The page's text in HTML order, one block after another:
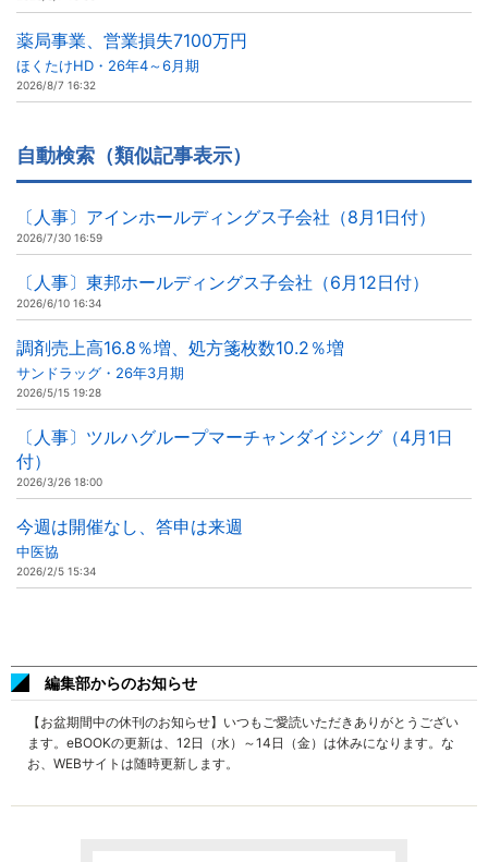
薬局事業、営業損失7100万円
ほくたけHD・26年4～6月期
2026/8/7 16:32
自動検索（類似記事表示）
〔人事〕アインホールディングス子会社（8月1日付）
2026/7/30 16:59
〔人事〕東邦ホールディングス子会社（6月12日付）
2026/6/10 16:34
調剤売上高16.8％増、処方箋枚数10.2％増
サンドラッグ・26年3月期
2026/5/15 19:28
〔人事〕ツルハグループマーチャンダイジング（4月1日
付）
2026/3/26 18:00
今週は開催なし、答申は来週
中医協
2026/2/5 15:34
編集部からのお知らせ
【お盆期間中の休刊のお知らせ】いつもご愛読いただきありがとうござい
ます。eBOOKの更新は、12日（水）～14日（金）は休みになります。な
お、WEBサイトは随時更新します。